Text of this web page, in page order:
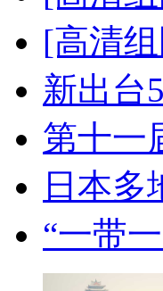
[高清
新出台
第十一
日本多
“一带